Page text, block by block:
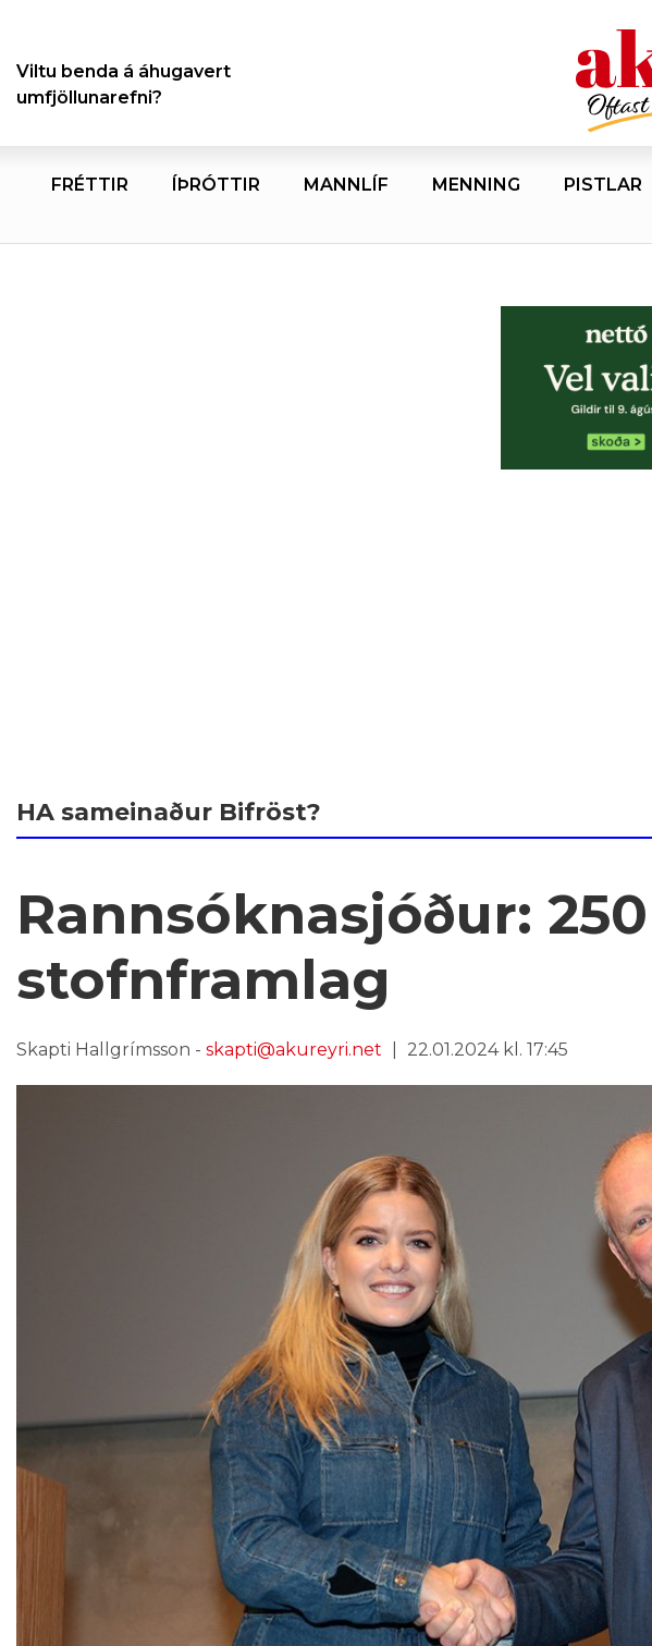
Viltu benda á áhugavert
umfjöllunarefni?
FRÉTTIR ÍÞRÓTTIR MANNLÍF MENNING PISTLAR
HA sameinaður Bifröst?
Rannsóknasjóður:
stofnframlag
Skapti Hallgrímsson - skapti@akureyri.net 22.01.2024 kl. 17:45